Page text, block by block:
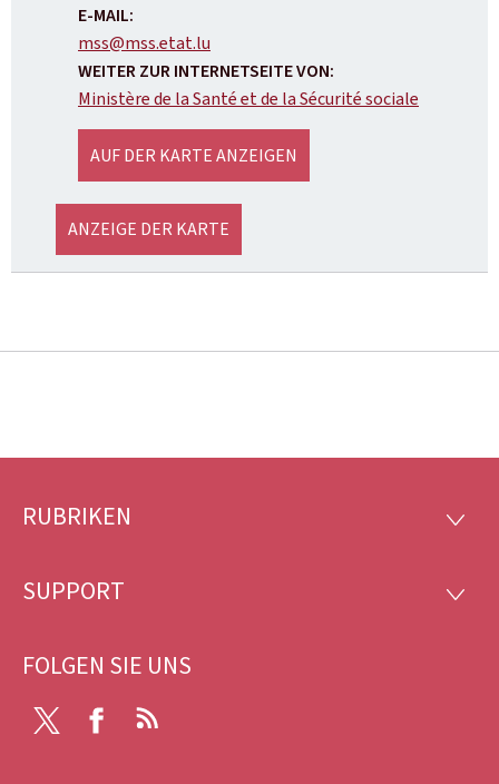
E-MAIL:
mss@mss.etat.lu
WEITER ZUR INTERNETSEITE VON:
Ministère de la Santé et de la Sécurité sociale
AUF DER KARTE ANZEIGEN
ANZEIGE DER KARTE
Footer
RUBRIKEN
SUPPORT
FOLGEN SIE UNS
Facebook